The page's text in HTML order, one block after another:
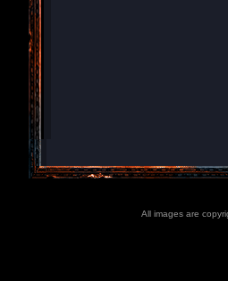
All images are